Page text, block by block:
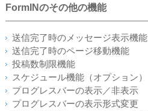
FormINのその他の機能
送信完了時のメッセージ表示機能
送信完了時のページ移動機能
投稿数制限機能
スケジュール機能（オプション）
プログレスバーの表示／非表示
プログレスバーの表示形式変更